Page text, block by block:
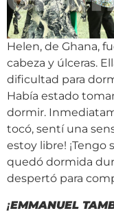
Helen, de Ghana,
cabeza y úlceras.
dificultad para
Había estado
dormir.
tocó, sentí una
estoy libre! ¡Tengo
quedó dormida
despertó para
¡EMMANUEL